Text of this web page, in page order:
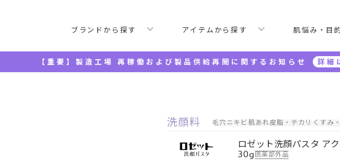
ブランドから探す アイテムから探す 肌悩み・目
【重要】製造工場 再稼働および製品供給再開に関するお知らせ 詳細
ロゼット洗顔パスタ アクネクリア ミニ 30g
洗顔料 毛穴ニキビ肌あれ皮脂・テカリ くすみ
ロゼット洗顔パスタ ア
30g医薬部外品